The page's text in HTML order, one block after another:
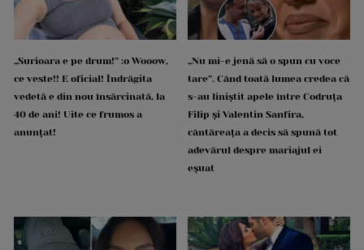
„Surioara e pe drum!” :o Wooow,
ce veste!! E oficial! Îndrăgita
vedetă e din nou însărcinată, la
40 de ani! Uite ce frumos a
anunțat!
„Nu mi-e jenă să o spun cu voce
tare”. Când toată lumea credea că
s-au liniștit apele între Codruța
Filip și Valentin Sanfira,
cântăreața a decis să spună tot
adevărul despre mariajul ei
eșuat